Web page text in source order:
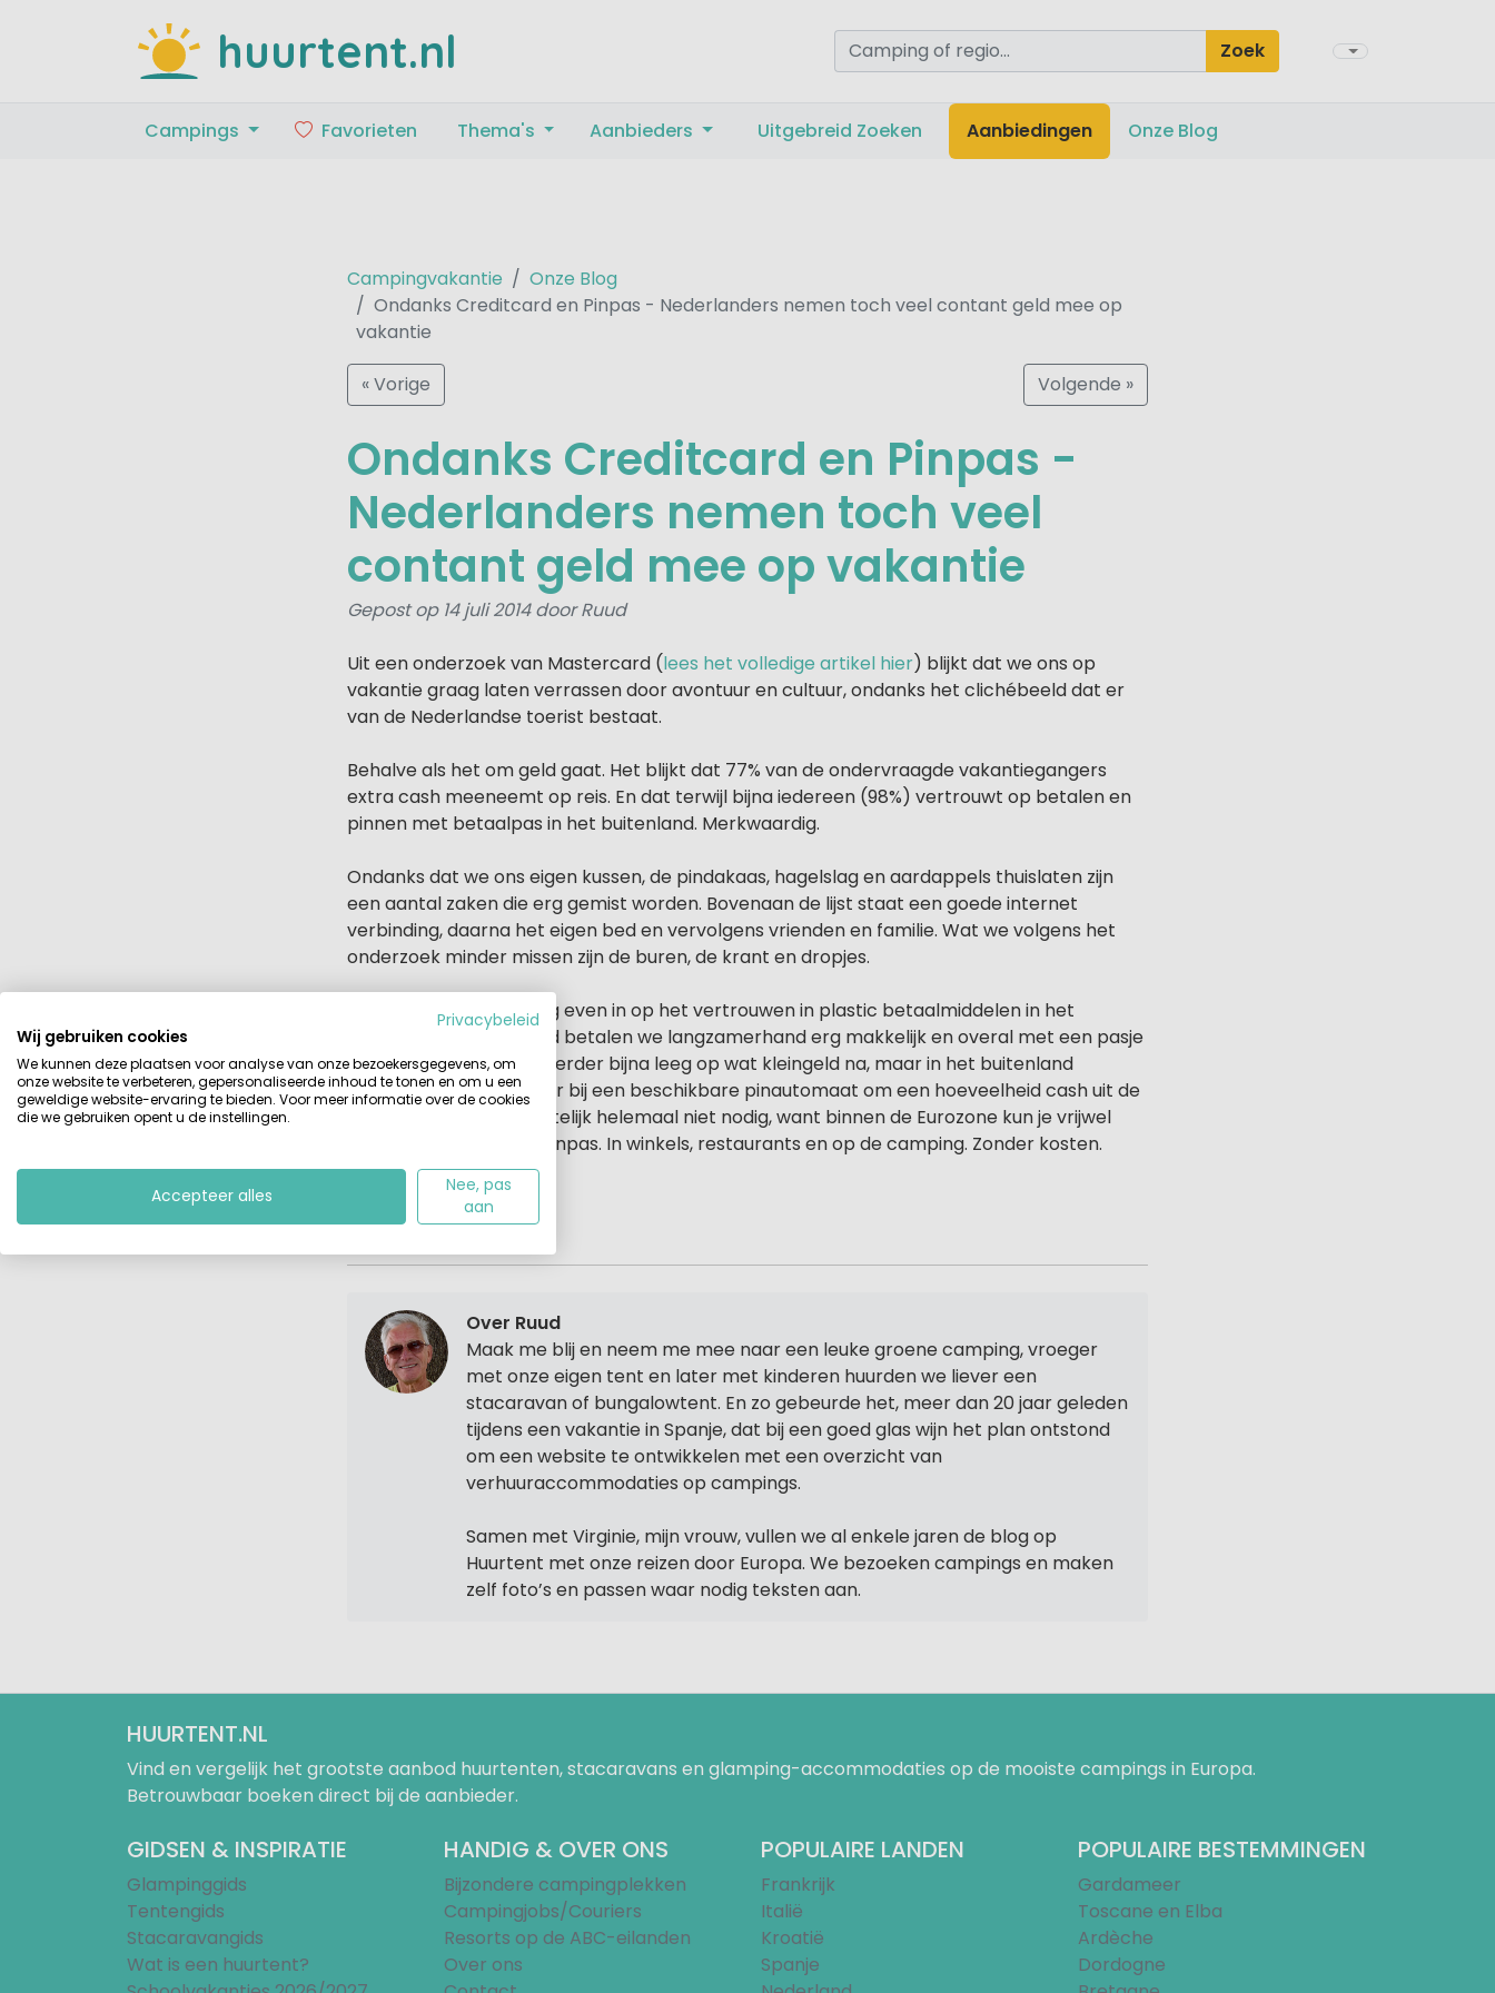
huurtent.nl Zoek
Campings Favorieten Thema's Aanbieders Uitgebreid Zoeken Aanbiedingen Onze Blog
Campingvakantie
Onze Blog
Ondanks Creditcard en Pinpas - Nederlanders nemen toch veel contant geld mee op
vakantie
« Vorige Volgende »
Ondanks Creditcard en Pinpas -
Nederlanders nemen toch veel
contant geld mee op vakantie
Gepost op 14 juli 2014 door Ruud
Uit een onderzoek van Mastercard (lees het volledige artikel hier) blijkt dat we ons op
vakantie graag laten verrassen door avontuur en cultuur, ondanks het clichébeeld dat er
van de Nederlandse toerist bestaat.
Behalve als het om geld gaat. Het blijkt dat 77% van de ondervraagde vakantiegangers
extra cash meeneemt op reis. En dat terwijl bijna iedereen (98%) vertrouwt op betalen en
pinnen met betaalpas in het buitenland. Merkwaardig.
Ondanks dat we ons eigen kussen, de pindakaas, hagelslag en aardappels thuislaten zijn
een aantal zaken die erg gemist worden. Bovenaan de lijst staat een goede internet
verbinding, daarna het eigen bed en vervolgens vrienden en familie. Wat we volgens het
onderzoek minder missen zijn de buren, de krant en dropjes.
Het onderzoek gaat nog even in op het vertrouwen in plastic betaalmiddelen in het
buitenland. In Nederland betalen we langzamerhand erg makkelijk en overal met een pasje
en is de portemonnee verder bijna leeg op wat kleingeld na, maar in het buitenland
stoppen we steeds weer bij een beschikbare pinautomaat om een hoeveelheid cash uit de
muur te halen. Dat is feitelijk helemaal niet nodig, want binnen de Eurozone kun je vrijwel
overal terecht met je pinpas. In winkels, restaurants en op de camping. Zonder kosten.
Tags: geld vakantie
Over Ruud
Maak me blij en neem me mee naar een leuke groene camping, vroeger
met onze eigen tent en later met kinderen huurden we liever een
stacaravan of bungalowtent. En zo gebeurde het, meer dan 20 jaar geleden
tijdens een vakantie in Spanje, dat bij een goed glas wijn het plan ontstond
om een website te ontwikkelen met een overzicht van
verhuuraccommodaties op campings.
Samen met Virginie, mijn vrouw, vullen we al enkele jaren de blog op
Huurtent met onze reizen door Europa. We bezoeken campings en maken
zelf foto’s en passen waar nodig teksten aan.
HUURTENT.NL
Vind en vergelijk het grootste aanbod huurtenten, stacaravans en glamping-accommodaties op de mooiste campings in Europa.
Betrouwbaar boeken direct bij de aanbieder.
GIDSEN & INSPIRATIE
Glampinggids
Tentengids
Stacaravangids
Wat is een huurtent?
HANDIG & OVER ONS
Bijzondere campingplekken
Campingjobs/Couriers
Resorts op de ABC-eilanden
Over ons
POPULAIRE LANDEN
Frankrijk
Italië
Kroatië
Spanje
POPULAIRE BESTEMMINGEN
Gardameer
Toscane en Elba
Ardèche
Dordogne
Privacybeleid
Wij gebruiken cookies
We kunnen deze plaatsen voor analyse van onze bezoekersgegevens, om
onze website te verbeteren, gepersonaliseerde inhoud te tonen en om u een
geweldige website-ervaring te bieden. Voor meer informatie over de cookies
die we gebruiken opent u de instellingen.
Accepteer alles
Nee, pas
aan